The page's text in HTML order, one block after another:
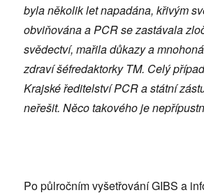
byla několik let napadána, křivým
obviňována a PCR se zastávala
svědectví, mařila důkazy a
zdraví šéfredaktorky TM. Celý
Krajské ředitelství PCR a státní
neřešit. Něco takového je
Po půlročním vyšetřování GIBS a